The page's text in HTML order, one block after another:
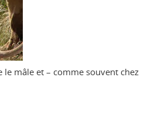
et – comme souvent chez